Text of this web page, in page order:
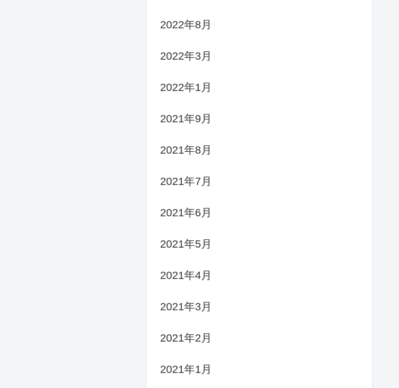
2022年8月
2022年3月
2022年1月
2021年9月
2021年8月
2021年7月
2021年6月
2021年5月
2021年4月
2021年3月
2021年2月
2021年1月